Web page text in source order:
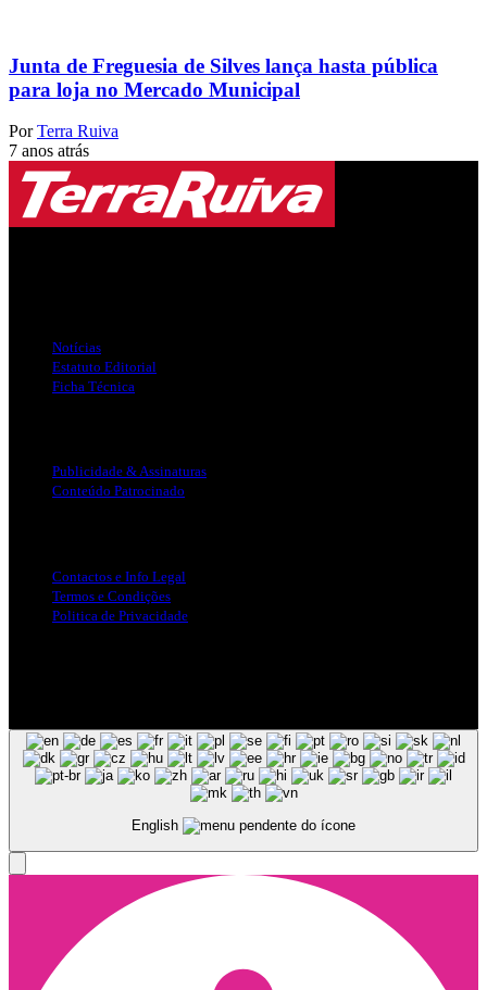
Junta de Freguesia de Silves lança hasta pública
para loja no Mercado Municipal
Por Terra Ruiva
7 anos atrás
Notícias
Estatuto Editorial
Ficha Técnica
Publicidade & Assinaturas
Conteúdo Patrocinado
Contactos e Info Legal
Termos e Condições
Politica de Privacidade
English